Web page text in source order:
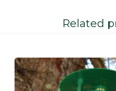
Related